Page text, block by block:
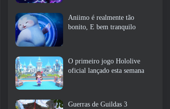
Aniimo é realmente tão
bonito, E bem tranquilo
O primeiro jogo Hololive
oficial lançado esta semana
Guerras de Guildas 3